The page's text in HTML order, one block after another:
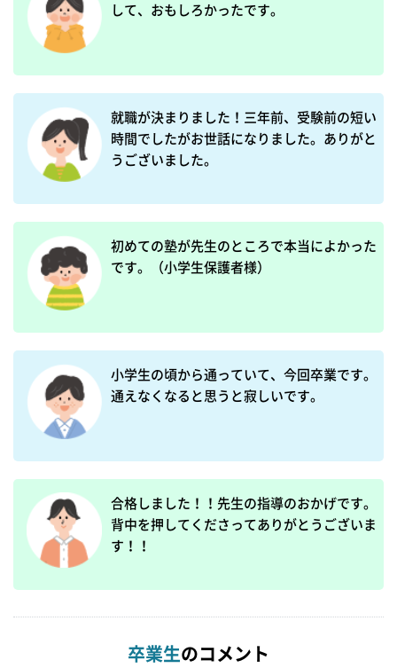
して、おもしろかったです。
就職が決まりました！三年前、受験前の短い
時間でしたがお世話になりました。ありがと
うございました。
初めての塾が先生のところで本当によかった
です。（小学生保護者様）
小学生の頃から通っていて、今回卒業です。
通えなくなると思うと寂しいです。
合格しました！！先生の指導のおかげです。
背中を押してくださってありがとうございま
す！！
卒業生のコメント